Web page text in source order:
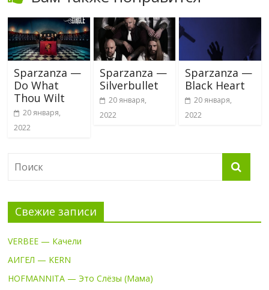
Sparzanza —
Do What
Thou Wilt
20 января,
2022
Sparzanza —
Silverbullet
20 января,
2022
Sparzanza —
Black Heart
20 января,
2022
Свежие записи
VERBEE — Качели
АИГЕЛ — KERN
HOFMANNITA — Это Слёзы (Мама)